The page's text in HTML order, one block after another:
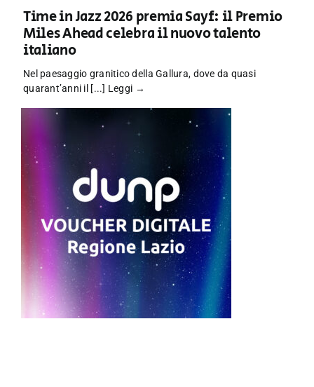
Time in Jazz 2026 premia Sayf: il Premio
Miles Ahead celebra il nuovo talento
italiano
Nel paesaggio granitico della Gallura, dove da quasi
quarant’anni il [...] Leggi →